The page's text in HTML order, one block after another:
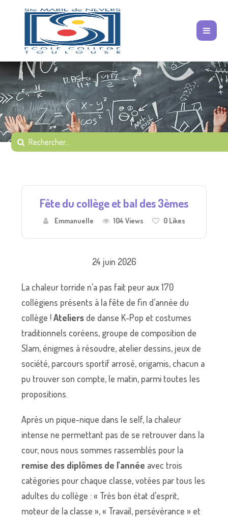
Fête du collège et bal des 3èmes
Emmanuelle 104 Views 0Likes
24 juin 2026
La chaleur torride n’a pas fait peur aux 170
collégiens présents à la fête de fin d’année du
collège !Ateliers de danse K-Pop et costumes
traditionnels coréens, groupe de composition de
Slam, énigmes à résoudre, atelier dessins, jeux de
société, parcours sportif arrosé, origamis, chacun a
pu trouver son compte, le matin, parmi toutes les
propositions.
Après un pique-nique dans le self, la chaleur
intense ne permettant pas de se retrouver dans la
cour, nous nous sommes rassemblés pour la
remise des diplômes de l’année avec trois
catégories pour chaque classe, votées par tous les
adultes du collège : « Très bon état d’esprit,
moteur de la classe », « Travail, persévérance » et